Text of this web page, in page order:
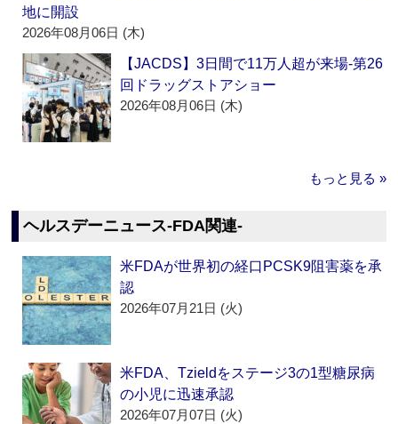
地に開設
2026年08月06日 (木)
【JACDS】3日間で11万人超が来場‐第26
回ドラッグストアショー
2026年08月06日 (木)
もっと見る »
ヘルスデーニュース‐FDA関連‐
米FDAが世界初の経口PCSK9阻害薬を承
認
2026年07月21日 (火)
米FDA、Tzieldをステージ3の1型糖尿病
の小児に迅速承認
2026年07月07日 (火)